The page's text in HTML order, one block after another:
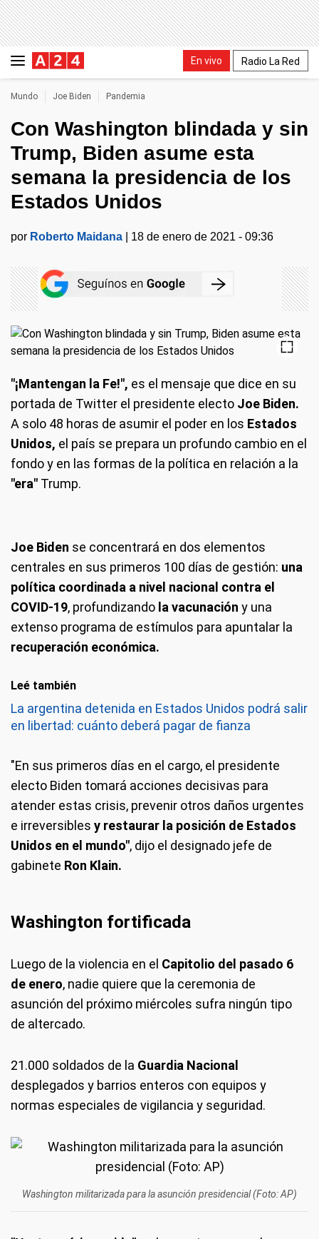
En vivo Radio La Red
Mundo Joe Biden Pandemia
Con Washington blindada y sin
Trump, Biden asume esta
semana la presidencia de los
Estados Unidos
por Roberto Maidana 18 de enero de 2021 - 09:36
"¡Mantengan la Fe!", es el mensaje que dice en su
portada de Twitter el presidente electo Joe Biden.
A solo 48 horas de asumir el poder en los Estados
Unidos, el país se prepara un profundo cambio en el
fondo y en las formas de la política en relación a la
"era" Trump.
Joe Biden se concentrará en dos elementos
centrales en sus primeros 100 días de gestión: una
política coordinada a nivel nacional contra el
COVID-19, profundizando la vacunación y una
extenso programa de estímulos para apuntalar la
recuperación económica.
Leé también
La argentina detenida en Estados Unidos podrá salir
en libertad: cuánto deberá pagar de fianza
"En sus primeros días en el cargo, el presidente
electo Biden tomará acciones decisivas para
atender estas crisis, prevenir otros daños urgentes
e irreversibles y restaurar la posición de Estados
Unidos en el mundo", dijo el designado jefe de
gabinete Ron Klain.
Washington fortificada
Luego de la violencia en el Capitolio del pasado 6
de enero, nadie quiere que la ceremonia de
asunción del próximo miércoles sufra ningún tipo
de altercado.
21.000 soldados de la Guardia Nacional
desplegados y barrios enteros con equipos y
normas especiales de vigilancia y seguridad.
Washington militarizada para la asunción presidencial (Foto: AP)